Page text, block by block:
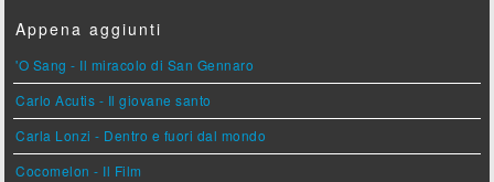
Appena aggiunti
'O Sang - Il miracolo di San Gennaro
Carlo Acutis - Il giovane santo
Carla Lonzi - Dentro e fuori dal mondo
Cocomelon - Il Film